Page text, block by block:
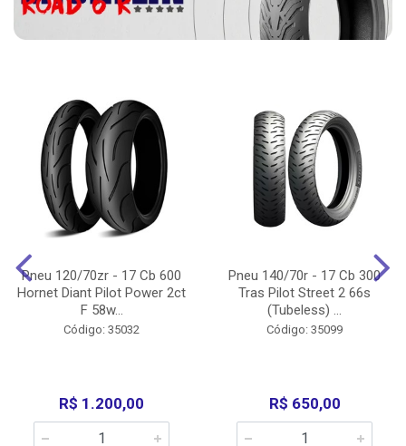
Pneu 120/70zr - 17 Cb 600
Hornet Diant Pilot Power 2ct
F 58w...
Código: 35032
R$ 1.200,00
Pneu 140/70r - 17 Cb 300
Tras Pilot Street 2 66s
(Tubeless) ...
Código: 35099
R$ 650,00